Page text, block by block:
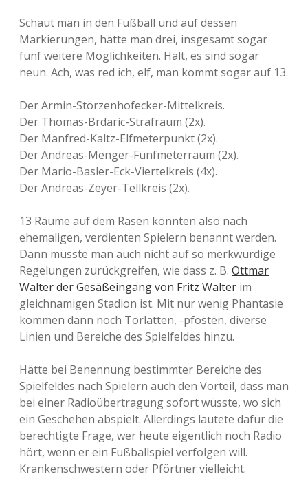
Schaut man in den Fußball und auf dessen
Markierungen, hätte man drei, insgesamt sogar
fünf weitere Möglichkeiten. Halt, es sind sogar
neun. Ach, was red ich, elf, man kommt sogar auf 13.
Der Armin-Störzenhofecker-Mittelkreis.
Der Thomas-Brdaric-Strafraum (2x).
Der Manfred-Kaltz-Elfmeterpunkt (2x).
Der Andreas-Menger-Fünfmeterraum (2x).
Der Mario-Basler-Eck-Viertelkreis (4x).
Der Andreas-Zeyer-Tellkreis (2x).
13 Räume auf dem Rasen könnten also nach
ehemaligen, verdienten Spielern benannt werden.
Dann müsste man auch nicht auf so merkwürdige
Regelungen zurückgreifen, wie dass z. B. Ottmar
Walter der Gesäßeingang von Fritz Walter im
gleichnamigen Stadion ist. Mit nur wenig Phantasie
kommen dann noch Torlatten, -pfosten, diverse
Linien und Bereiche des Spielfeldes hinzu.
Hätte bei Benennung bestimmter Bereiche des
Spielfeldes nach Spielern auch den Vorteil, dass man
bei einer Radioübertragung sofort wüsste, wo sich
ein Geschehen abspielt. Allerdings lautete dafür die
berechtigte Frage, wer heute eigentlich noch Radio
hört, wenn er ein Fußballspiel verfolgen will.
Krankenschwestern oder Pförtner vielleicht.